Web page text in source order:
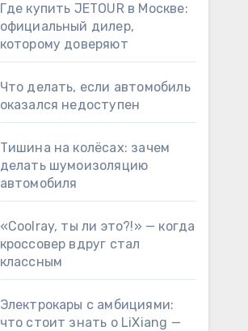
Где купить JETOUR в Москве:
официальный дилер,
которому доверяют
Что делать, если автомобиль
оказался недоступен
Тишина на колёсах: зачем
делать шумоизоляцию
автомобиля
«Coolray, ты ли это?!» — когда
кроссовер вдруг стал
классным
Электрокары с амбициями:
что стоит знать о LiXiang —